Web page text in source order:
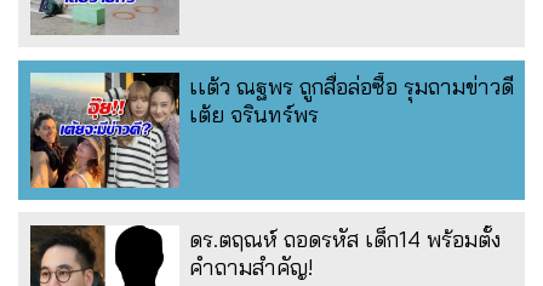
เเต้ว ณฐพร ถูกสื่อล่อซื้อ รุมถามข่าวดี
เต้ย จรินทร์พร
ดร.ตฤณห์ ถอดรหัส เด็ก14 พร้อมตั้ง
คำถามสำคัญ!